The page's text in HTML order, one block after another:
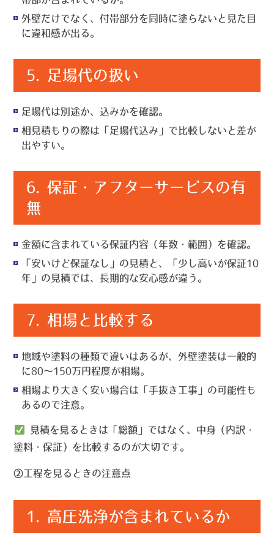
外壁だけでなく、付帯部分を同時に塗らないと見た目
に違和感が出る。
5. 足場代の扱い
足場代は別途か、込みかを確認。
相見積もりの際は「足場代込み」で比較しないと差が
出やすい。
6. 保証・アフターサービスの有
無
金額に含まれている保証内容（年数・範囲）を確認。
「安いけど保証なし」の見積と、「少し高いが保証10
年」の見積では、長期的な安心感が違う。
7. 相場と比較する
地域や塗料の種類で違いはあるが、外壁塗装は一般的
に80〜150万円程度が相場。
相場より大きく安い場合は「手抜き工事」の可能性も
あるので注意。
見積を見るときは「総額」ではなく、 中身（内訳・
塗料・保証）を比較するのが大切です。
②工程を見るときの注意点
1. 高圧洗浄が含まれているか